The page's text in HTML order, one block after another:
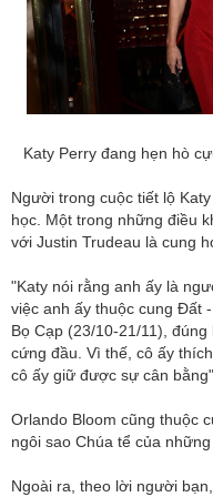
Katy Perry đang hẹn hò
Người trong cuộc tiết lộ
học. Một trong những điều
với Justin Trudeau là cung
"Katy nói rằng anh ấy là
việc anh ấy thuộc cung Đất
Bọ Cạp (23/10-21/11),
cứng đầu. Vì thế, cô ấy
cô ấy giữ được sự cân
Orlando Bloom cũng thuộc
ngôi sao Chúa tể của
Ngoài ra, theo lời người